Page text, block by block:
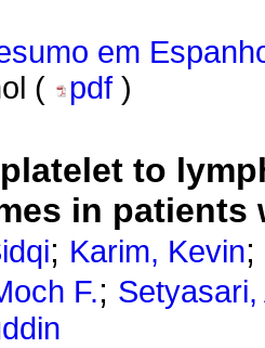
em
(
pdf )
to
in patients
; Karim, Kevin;
F.; Setyasari,